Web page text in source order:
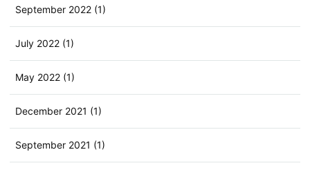
September 2022 (1)
July 2022 (1)
May 2022 (1)
December 2021 (1)
September 2021 (1)